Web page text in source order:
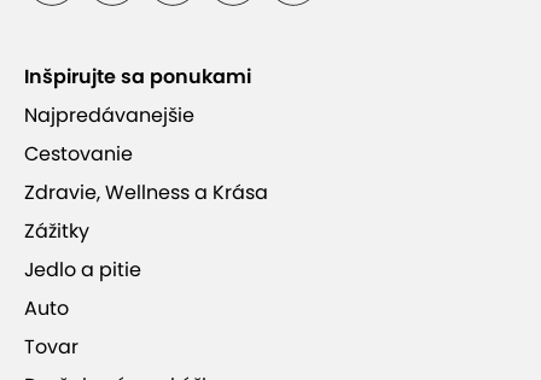
Inšpirujte sa ponukami
Najpredávanejšie
Cestovanie
Zdravie, Wellness a Krása
Zážitky
Jedlo a pitie
Auto
Tovar